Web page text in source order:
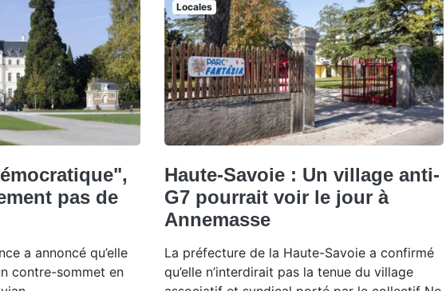
pas de
a annoncé qu’elle
contre-sommet en
Locales
Haute-Savoie : Un village anti-
G7 pourrait voir le jour à
Annemasse
La préfecture de la Haute-Savoie a confirmé
qu’elle n’interdirait pas la tenue du village